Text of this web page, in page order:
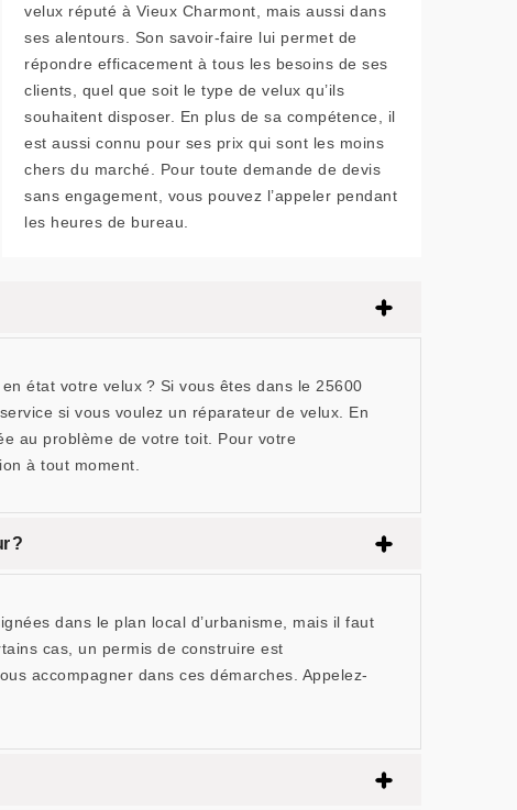
velux réputé à Vieux Charmont, mais aussi dans
ses alentours. Son savoir-faire lui permet de
répondre efficacement à tous les besoins de ses
clients, quel que soit le type de velux qu’ils
souhaitent disposer. En plus de sa compétence, il
est aussi connu pour ses prix qui sont les moins
chers du marché. Pour toute demande de devis
sans engagement, vous pouvez l’appeler pendant
les heures de bureau.
état votre velux ? Si vous êtes dans le 25600
si vous voulez un réparateur de velux. En
au problème de votre toit. Pour votre
à tout moment.
?
dans le plan local d’urbanisme, mais il faut
cas, un permis de construire est
accompagner dans ces démarches. Appelez-